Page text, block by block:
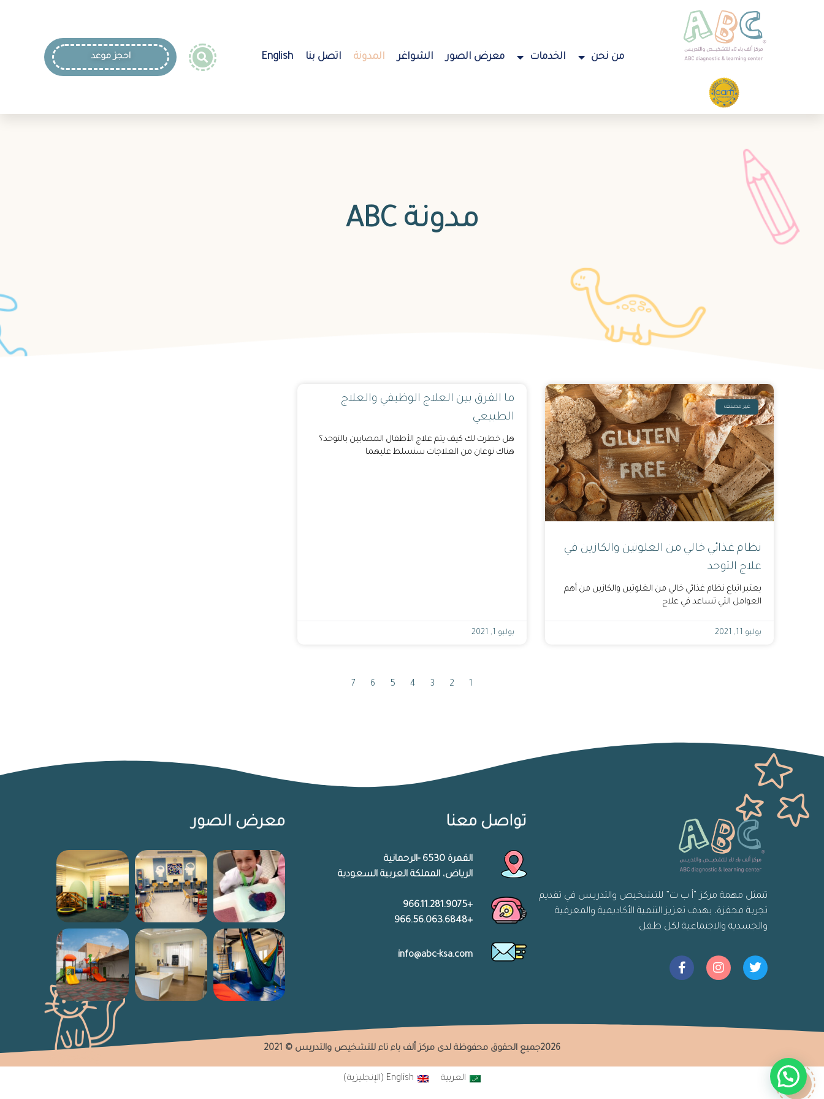
من نحن الخدمات معرض الصور الشواغر المدونة اتصل بنا English احجز موعد
مدونة ABC
غير مصنف
نظام غذائي خالي من الغلوتين والكازين في
علاج التوحد
يعتبر اتباع نظام غذائي خالي من الغلوتين والكازين من أهم
العوامل التي تساعد في علاج
يوليو 11, 2021
ما الفرق بين العلاج الوظيفي والعلاج
الطبيعي
هل خطرت لك كيف يتم علاج الأطفال المصابين بالتوحد؟
هناك نوعان من العلاجات سنسلط عليهما
يوليو 1, 2021
1
2
3
4
5
6
7
تتمثل مهمة مركز “أ ب ت” للتشخيص والتدريس في تقديم
تجربة محفزة، بهدف تعزيز التنمية الأكاديمية والمعرفية
والجسدية والاجتماعية لكل طفل
تواصل معنا
القمرة 6530 -الرحمانية
الرياض، المملكة العربية السعودية
+966.11.281.9075
+966.56.063.6848
info@abc-ksa.com
معرض الصور
2026جميع الحقوق محفوظة لدى مركز ألف باء تاء للتشخيص والتدريس © 2021
العربية English
(الإنجليزية)